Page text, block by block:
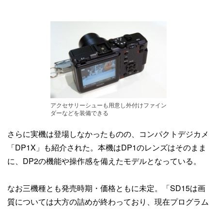
アクセサリーシューも用意し外付けファイン
ダーなどを装備できる
さらに実機は登場しなかったものの、コンパクトデジカメ
「DP1X」も紹介された。本機はDP1のレンズはそのまま
に、DP2の機能や操作感を備えたモデルとなっている。
なお三機種とも発売時期・価格ともに未定。「SD15は画
質については大方の詰めが終わっており、現在プログラム